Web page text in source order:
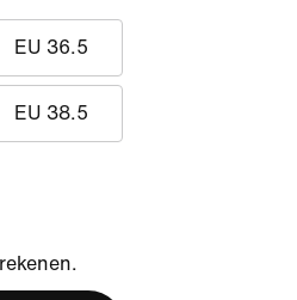
EU 36.5
EU 38.5